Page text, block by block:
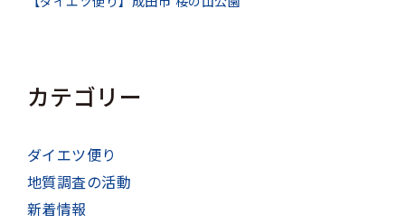
カテゴリー
ダイエツ便り
地質調査の活動
新着情報